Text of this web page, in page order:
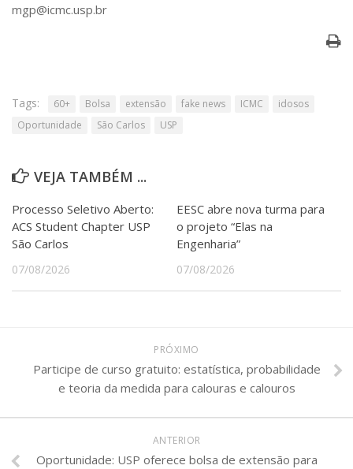
mgp@icmc.usp.br
Tags: 60+ Bolsa extensão fake news ICMC
idosos
Oportunidade
São Carlos USP
VEJA TAMBÉM ...
Processo Seletivo Aberto:
ACS Student Chapter USP
São Carlos
07/08/2026
EESC abre nova turma para
o projeto “Elas na
Engenharia”
07/08/2026
PRÓXIMO
Participe de curso gratuito: estatística, probabilidade
e teoria da medida para calouras e calouros
ANTERIOR
Oportunidade: USP oferece bolsa de extensão para